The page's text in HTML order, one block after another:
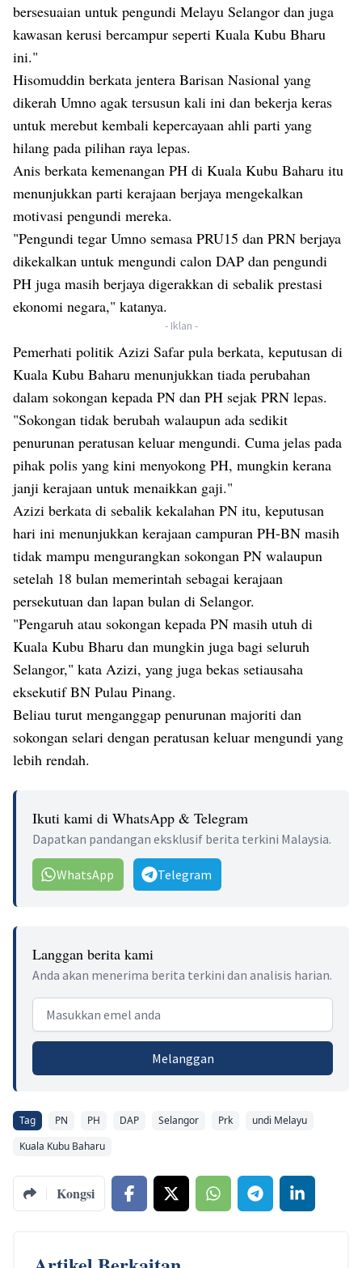
bersesuaian untuk pengundi Melayu Selangor dan juga
kawasan kerusi bercampur seperti Kuala Kubu Bharu
ini."
Hisomuddin berkata jentera Barisan Nasional yang
dikerah Umno agak tersusun kali ini dan bekerja keras
untuk merebut kembali kepercayaan ahli parti yang
hilang pada pilihan raya lepas.
Anis berkata kemenangan PH di Kuala Kubu Baharu itu
menunjukkan parti kerajaan berjaya mengekalkan
motivasi pengundi mereka.
"Pengundi tegar Umno semasa PRU15 dan PRN berjaya
dikekalkan untuk mengundi calon DAP dan pengundi
PH juga masih berjaya digerakkan di sebalik prestasi
ekonomi negara," katanya.
- Iklan -
Pemerhati politik Azizi Safar pula berkata, keputusan di
Kuala Kubu Baharu menunjukkan tiada perubahan
dalam sokongan kepada PN dan PH sejak PRN lepas.
"Sokongan tidak berubah walaupun ada sedikit
penurunan peratusan keluar mengundi. Cuma jelas pada
pihak polis yang kini menyokong PH, mungkin kerana
janji kerajaan untuk menaikkan gaji."
Azizi berkata di sebalik kekalahan PN itu, keputusan
hari ini menunjukkan kerajaan campuran PH-BN masih
tidak mampu mengurangkan sokongan PN walaupun
setelah 18 bulan memerintah sebagai kerajaan
persekutuan dan lapan bulan di Selangor.
"Pengaruh atau sokongan kepada PN masih utuh di
Kuala Kubu Bharu dan mungkin juga bagi seluruh
Selangor," kata Azizi, yang juga bekas setiausaha
eksekutif BN Pulau Pinang.
Beliau turut menganggap penurunan majoriti dan
sokongan selari dengan peratusan keluar mengundi yang
lebih rendah.
Ikuti kami di WhatsApp & Telegram
Dapatkan pandangan eksklusif berita terkini Malaysia.
WhatsApp Telegram
Langgan berita kami
Anda akan menerima berita terkini dan analisis harian.
Email address
Melanggan
Tag PN PH DAP Selangor Prk
undi Melayu
Kuala Kubu Baharu
Kongsi